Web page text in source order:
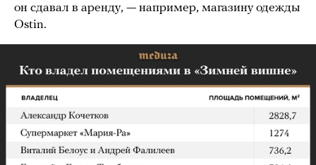
он сдавал в аренду, — например, магазину одежды
Ostin.